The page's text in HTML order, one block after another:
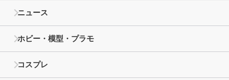
ニュース
ホビー・模型・プラモ
コスプレ